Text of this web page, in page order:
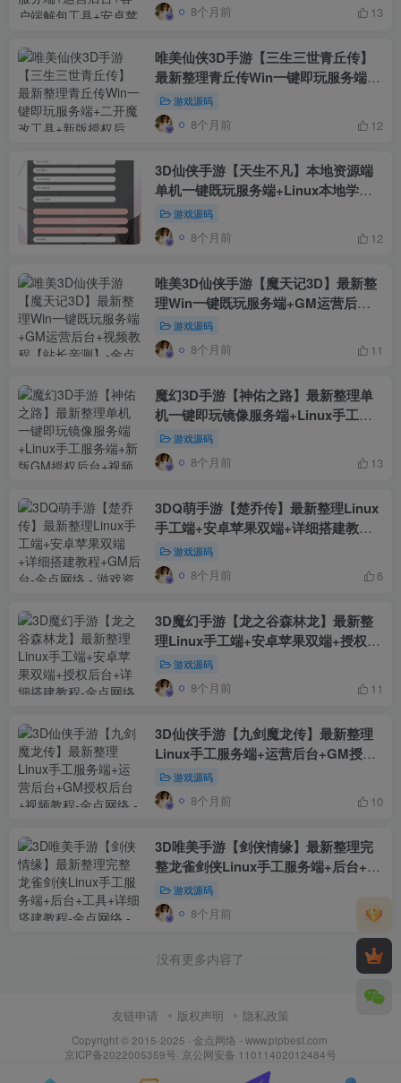
8个月前 13
唯美仙侠3D手游【三生三世青丘传】
最新整理青丘传Win一键即玩服务端
+二开魔改工具+新版授权后台
游戏源码
8个月前 12
3D仙侠手游【天生不凡】本地资源端
单机一键既玩服务端+Linux本地学习
手工端+授权后台+本地注册+本地资源
+双端【站长亲测】
游戏源码
8个月前 12
唯美3D仙侠手游【魔天记3D】最新整
理Win一键既玩服务端+GM运营后台
+视频教程【站长亲测】
游戏源码
8个月前 11
魔幻3D手游【神佑之路】最新整理单
机一键即玩镜像服务端+Linux手工服
务端+新版GM授权后台+视频教程
游戏源码
8个月前 13
3DQ萌手游【楚乔传】最新整理Linux
手工端+安卓苹果双端+详细搭建教程
+GM后台
游戏源码
8个月前 6
3D魔幻手游【龙之谷森林龙】最新整
理Linux手工端+安卓苹果双端+授权后
台+详细搭建教程
游戏源码
8个月前 11
3D仙侠手游【九剑魔龙传】最新整理
Linux手工服务端+运营后台+GM授权
后台+视频教程
游戏源码
8个月前 10
3D唯美手游【剑侠情缘】最新整理完
整龙雀剑侠Linux手工服务端+后台+工
具+详细搭建教程
游戏源码
8个月前 7
没有更多内容了
友链申请 版权声明 隐私政策
Copyright © 2015-2025 · 金点网络 - www.pipbest.com
京ICP备2022005359号· 京公网安备 11011402012484号